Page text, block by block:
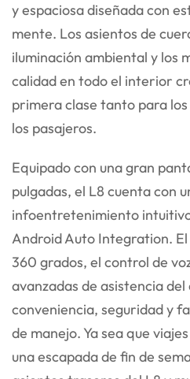
y espaciosa diseñada con
mente. Los asientos de
iluminación ambiental y los
calidad en todo el interior
primera clase tanto para
los pasajeros.
Equipado con una gran
pulgadas, el L8 cuenta con
infoentretenimiento
Android Auto Integration.
360 grados, el control de
avanzadas de asistencia
conveniencia, seguridad y
de manejo. Ya sea que
una escapada de fin de